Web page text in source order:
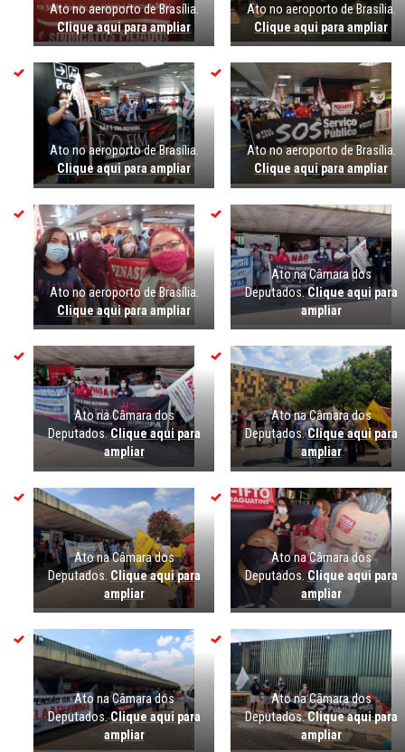
Ato no aeroporto de Brasília.
Clique aqui para ampliar
Ato no aeroporto de Brasília.
Clique aqui para ampliar
Ato no aeroporto de Brasília.
Clique aqui para ampliar
Ato no aeroporto de Brasília.
Clique aqui para ampliar
Ato no aeroporto de Brasília.
Clique aqui para ampliar
Ato na Câmara dos
Deputados.Clique aqui para
ampliar
Ato na Câmara dos
Deputados.Clique aqui para
ampliar
Ato na Câmara dos
Deputados.Clique aqui para
ampliar
Ato na Câmara dos
Deputados. Clique aqui para
ampliar
Ato na Câmara dos
Deputados.Clique aqui para
ampliar
Ato na Câmara dos
Deputados.Clique aqui para
ampliar
Ato na Câmara dos
Deputados.Clique aqui para
ampliar